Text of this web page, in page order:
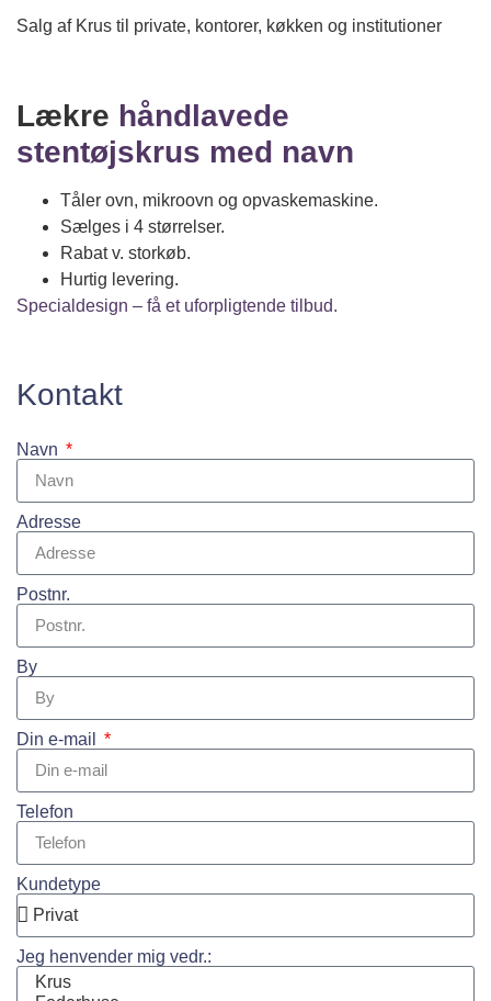
Salg af Krus til private, kontorer, køkken og institutioner
Lækre håndlavede
stentøjskrus med navn
Tåler ovn, mikroovn og opvaskemaskine.
Sælges i 4 størrelser.
Rabat v. storkøb.
Hurtig levering.
Specialdesign – få et uforpligtende tilbud.
Kontakt
Navn
Adresse
Postnr.
By
Din e-mail
Telefon
Kundetype
Jeg henvender mig vedr.: